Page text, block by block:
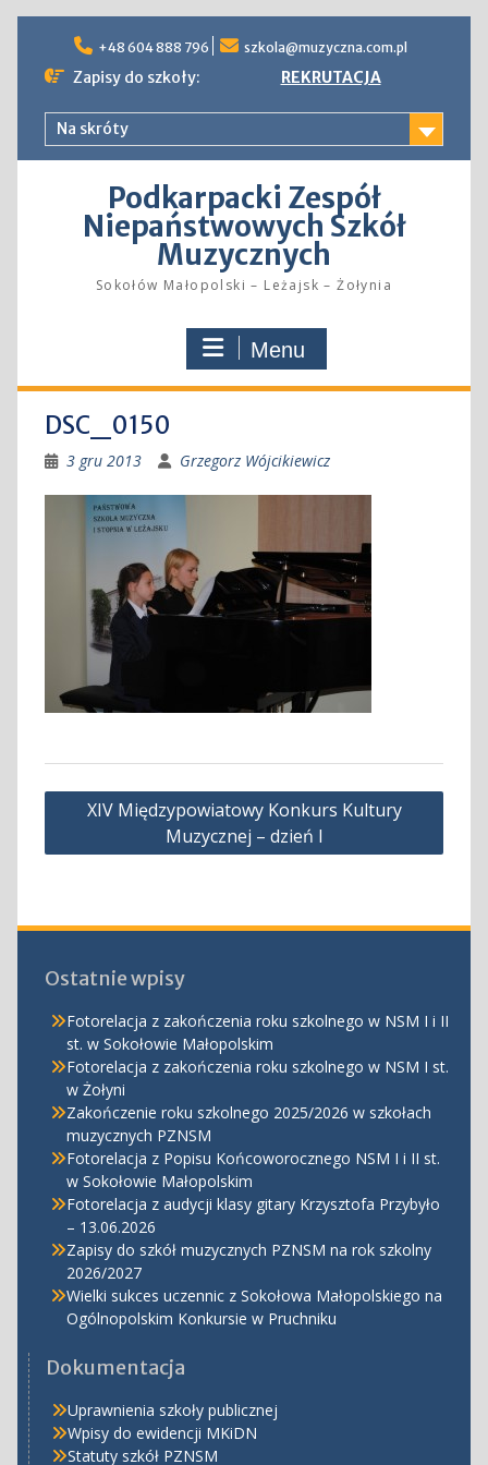
content
+48 604 888 796 szkola@muzyczna.com.pl
Zapisy do szkoły: REKRUTACJA
Na skróty
Podkarpacki Zespół
Niepaństwowych Szkół
Muzycznych
Sokołów Małopolski – Leżajsk – Żołynia
Menu
DSC_0150
3 gru 2013 Grzegorz Wójcikiewicz
Nawigacja
XIV Międzypowiatowy Konkurs Kultury
Muzycznej – dzień I
Ostatnie wpisy
Fotorelacja z zakończenia roku szkolnego w NSM I i II
st. w Sokołowie Małopolskim
Fotorelacja z zakończenia roku szkolnego w NSM I st.
w Żołyni
Zakończenie roku szkolnego 2025/2026 w szkołach
muzycznych PZNSM
Fotorelacja z Popisu Końcoworocznego NSM I i II st.
w Sokołowie Małopolskim
Fotorelacja z audycji klasy gitary Krzysztofa Przybyło
– 13.06.2026
Zapisy do szkół muzycznych PZNSM na rok szkolny
2026/2027
Wielki sukces uczennic z Sokołowa Małopolskiego na
Ogólnopolskim Konkursie w Pruchniku
Dokumentacja
Uprawnienia szkoły publicznej
Wpisy do ewidencji MKiDN
Statuty szkół PZNSM